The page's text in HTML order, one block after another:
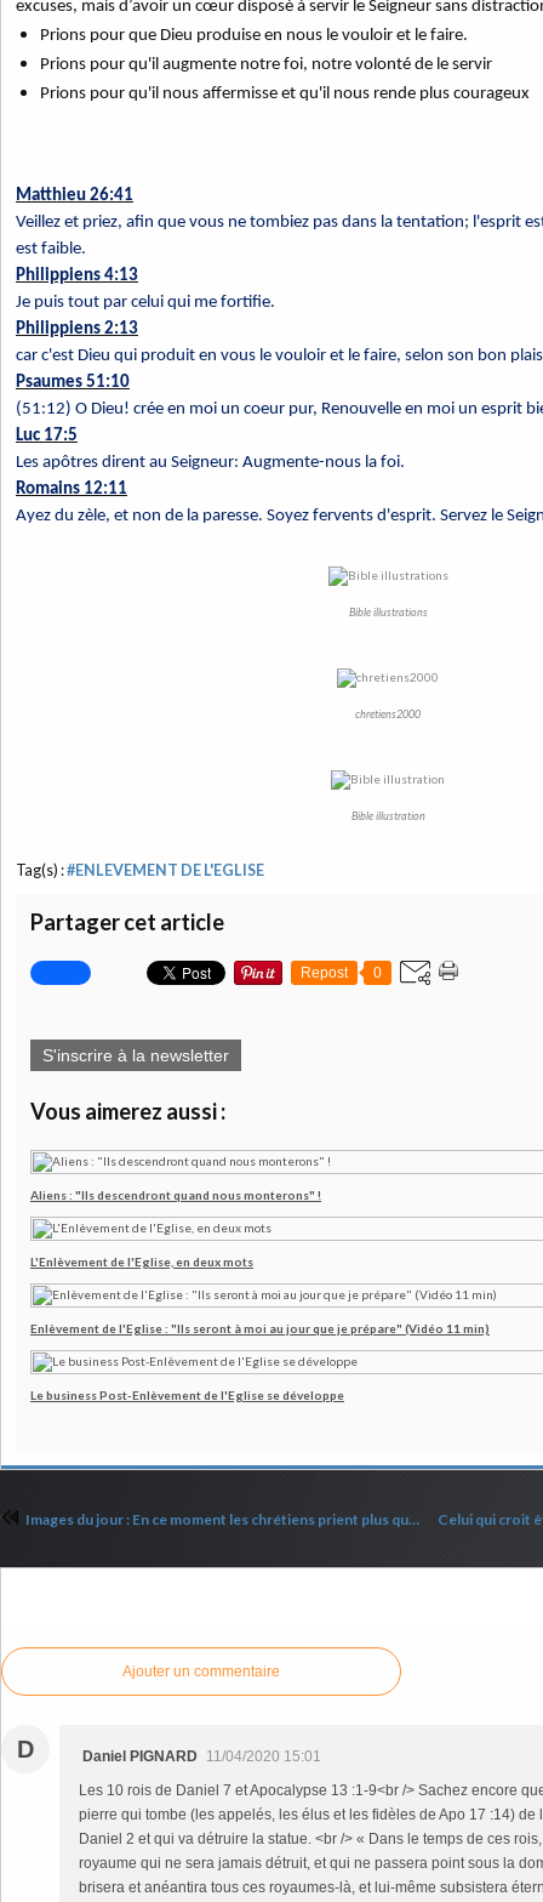
excuses, mais d’avoir un cœur disposé à servir le Seigneur sans
Prions pour que Dieu produise en nous le vouloir et le faire.
Prions pour qu'il augmente notre foi, notre volonté de le servir
Prions pour qu'il nous affermisse et qu'il nous rende plus courageux
Matthieu 26:41
Veillez et priez, afin que vous ne tombiez pas dans la tentation; l'esprit
est faible.
Philippiens 4:13
Je puis tout par celui qui me fortifie.
Philippiens 2:13
car c'est Dieu qui produit en vous le vouloir et le faire, selon son bon
Psaumes 51:10
(51:12) O Dieu! crée en moi un coeur pur, Renouvelle en moi un esprit
Luc 17:5
Les apôtres dirent au Seigneur: Augmente-nous la foi.
Romains 12:11
Ayez du zèle, et non de la paresse. Soyez fervents d'esprit. Servez le
Bible illustrations
chretiens2000
Bible illustration
Tag(s) :#ENLEVEMENT DE L'EGLISE
Partager cet article
Repost 0
S'inscrire à la newsletter
Vous aimerez aussi :
Aliens : "Ils descendront quand nous monterons" !
L'Enlèvement de l'Eglise, en deux mots
Enlèvement de l'Eglise : "Ils seront à moi au jour que je prépare" (Vidéo 11 min)
Le business Post-Enlèvement de l'Eglise se développe
Images du jour : En ce moment les chrétiens prient plus que jamais
Ajouter un commentaire
D Daniel PIGNARD 11/04/2020 15:01
Les 10 rois de Daniel 7 et Apocalypse 13 :1-9<br /> Sachez encore
pierre qui tombe (les appelés, les élus et les fidèles de Apo 17 :14) de
Daniel 2 et qui va détruire la statue. <br /> « Dans le temps de ces
royaume qui ne sera jamais détruit, et qui ne passera point sous la
brisera et anéantira tous ces royaumes-là, et lui-même subsistera